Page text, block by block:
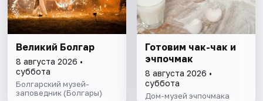
Великий Болгар
8 августа 2026 •
суббота
Болгарский музей-
заповедник (Болгары)
Готовим чак-чак и
эчпочмак
8 августа 2026 •
суббота
Дом-музей эчпочмака